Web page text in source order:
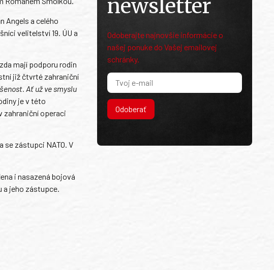
Angels a celého
velitelství 19. ÚU a
mají podporu rodin
již čtvrté zahraniční
Ať už ve smyslu
je v této
zahraniční operaci
zástupci NATO. V
i nasazená bojová
jeho zástupce.
newsletter
Odoberajte najnovšie informácie o
našej ponuke do Vašej emailovej
schránky.
Odoberať